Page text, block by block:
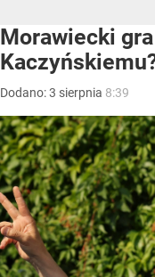
Morawiecki
Dodano:3 sierpnia 8:39